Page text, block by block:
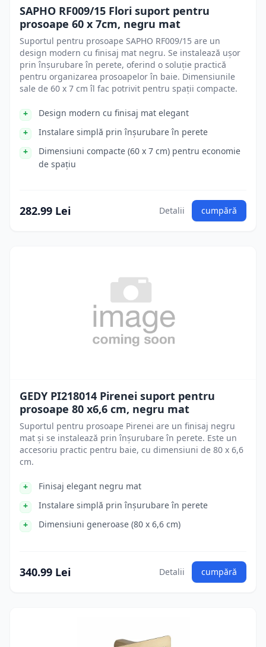
SAPHO RF009/15 Flori suport pentru
prosoape 60 x 7cm, negru mat
Suportul pentru prosoape SAPHO RF009/15 are un
design modern cu finisaj mat negru. Se instalează ușor
prin înșurubare în perete, oferind o soluție practică
pentru organizarea prosoapelor în baie. Dimensiunile
sale de 60 x 7 cm îl fac potrivit pentru spații compacte.
Design modern cu finisaj mat elegant
Instalare simplă prin înșurubare în perete
Dimensiuni compacte (60 x 7 cm) pentru economie
de spațiu
282.99 Lei Detalii cumpără
GEDY PI218014 Pirenei suport pentru
prosoape 80 x6,6 cm, negru mat
Suportul pentru prosoape Pirenei are un finisaj negru
mat și se instalează prin înșurubare în perete. Este un
accesoriu practic pentru baie, cu dimensiuni de 80 x 6,6
cm.
Finisaj elegant negru mat
Instalare simplă prin înșurubare în perete
Dimensiuni generoase (80 x 6,6 cm)
340.99 Lei Detalii cumpără